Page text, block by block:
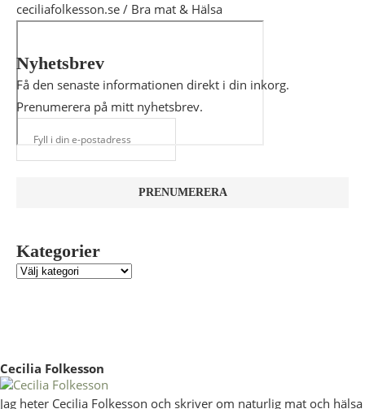
ceciliafolkesson.se / Bra mat & Hälsa
Nyhetsbrev
Få den senaste informationen direkt i din inkorg.
Prenumerera på mitt nyhetsbrev.
Kategorier
Cecilia Folkesson
Jag heter Cecilia Folkesson och skriver om naturlig mat och hälsa